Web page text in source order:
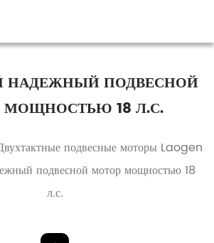
НАДЕЖНЫЙ ПОДВЕСНОЙ
18 Л.С.
подвесные моторы Laogen
подвесной мотор мощностью 18
л.с.